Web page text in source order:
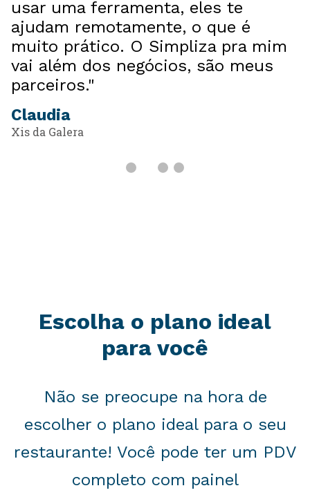
usar uma ferramenta, eles te
ajudam remotamente, o que é
muito prático. O Simpliza pra mim
vai além dos negócios, são meus
parceiros."
Claudia
Xis da Galera
Escolha o plano ideal
para você
Não se preocupe na hora de
escolher o plano ideal para o seu
restaurante! Você pode ter um PDV
completo com painel